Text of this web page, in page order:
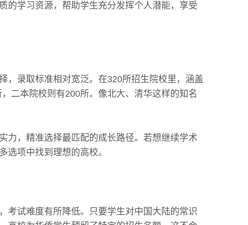
的学习资源，帮助学生充分发挥个人潜能，享受
，录取标准相对宽泛。在320所招生院校里，涵盖
二本院校则有200所。像北大、清华这样的知名
力，精准选择最匹配的成长路径。若想继续学术
选项中找到理想的高校。
考试难度有所降低。只要学生对中国大陆的常识